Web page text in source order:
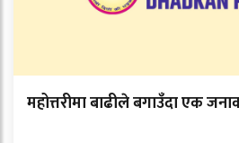
महोत्तरीमा बाढीले बगाउँदा एक